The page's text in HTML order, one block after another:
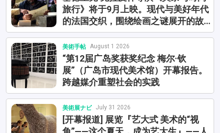
旅行》将于9月上映。现代与美好年代
的法国交织，围绕绘画之谜展开的故
事
美術手帖 August 1 2026
“第12届广岛奖获奖纪念 梅尔·钦
展”（广岛市现代美术馆）开幕报告。
跨越媒介重塑社会的实践
美術展ナビ July 31 2026
[开幕报道] 展览『艺大式 美术的“视